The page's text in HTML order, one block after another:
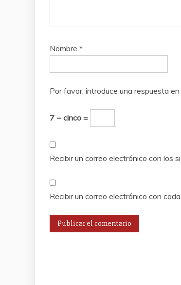
Nombre *
Por favor, introduce una respuesta en
7 − cinco =
Recibir un correo electrónico con los
Recibir un correo electrónico con